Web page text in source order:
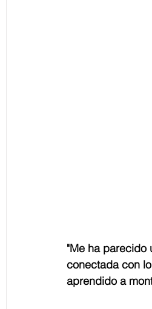
"Me ha parecido
conectada con
aprendido a